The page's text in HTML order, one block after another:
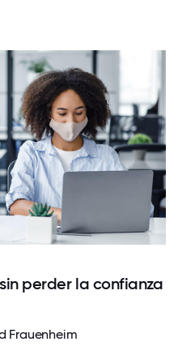
perder la confianza
Frauenheim